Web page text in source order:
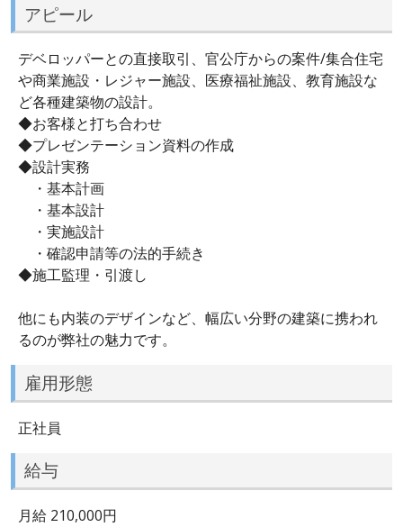
アピール
デベロッパーとの直接取引、官公庁からの案件/集合住宅
や商業施設・レジャー施設、医療福祉施設、教育施設な
ど各種建築物の設計。
◆お客様と打ち合わせ
◆プレゼンテーション資料の作成
◆設計実務
・基本計画
・基本設計
・実施設計
・確認申請等の法的手続き
◆施工監理・引渡し
他にも内装のデザインなど、幅広い分野の建築に携われ
るのが弊社の魅力です。
雇用形態
正社員
給与
月給 210,000円